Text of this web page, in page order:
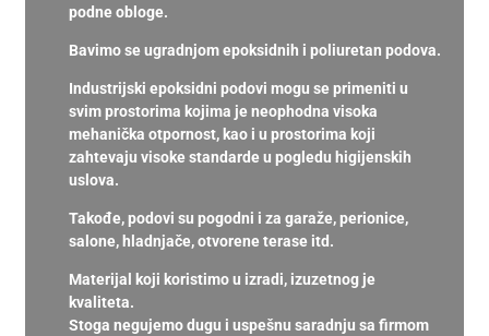
podne obloge.
Bavimo se ugradnjom epoksidnih i poliuretan podova.
Industrijski epoksidni podovi mogu se primeniti u
svim prostorima kojima je neophodna visoka
mehanička otpornost, kao i u prostorima koji
zahtevaju visoke standarde u pogledu higijenskih
uslova.
Takođe, podovi su pogodni i za garaže, perionice,
salone, hladnjače, otvorene terase itd.
Materijal koji koristimo u izradi, izuzetnog je
kvaliteta.
Stoga negujemo dugu i uspešnu saradnju sa firmom